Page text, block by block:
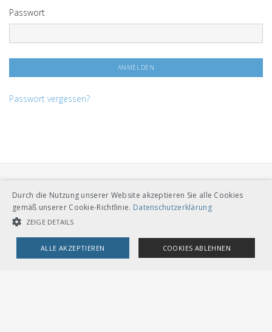
Passwort
Passwort vergessen?
VERBAND ÖFFENTLICHER VERKEHR
Dählhölzliweg 12
CH-3005 Bern
Durch die Nutzung unserer Website akzeptieren Sie alle Cookies
gemäß unserer Cookie-Richtlinie. Datenschutzerklärung
ZEIGE DETAILS
ALLE AKZEPTIEREN COOKIES ABLEHNEN